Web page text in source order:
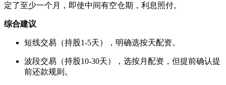
定了至少一个月，即使中间有空仓期，利息照付。
综合建议
短线交易（持股1-5天），明确选按天配资。
波段交易（持股10-30天），选按月配资，但提前确认提
前还款规则。